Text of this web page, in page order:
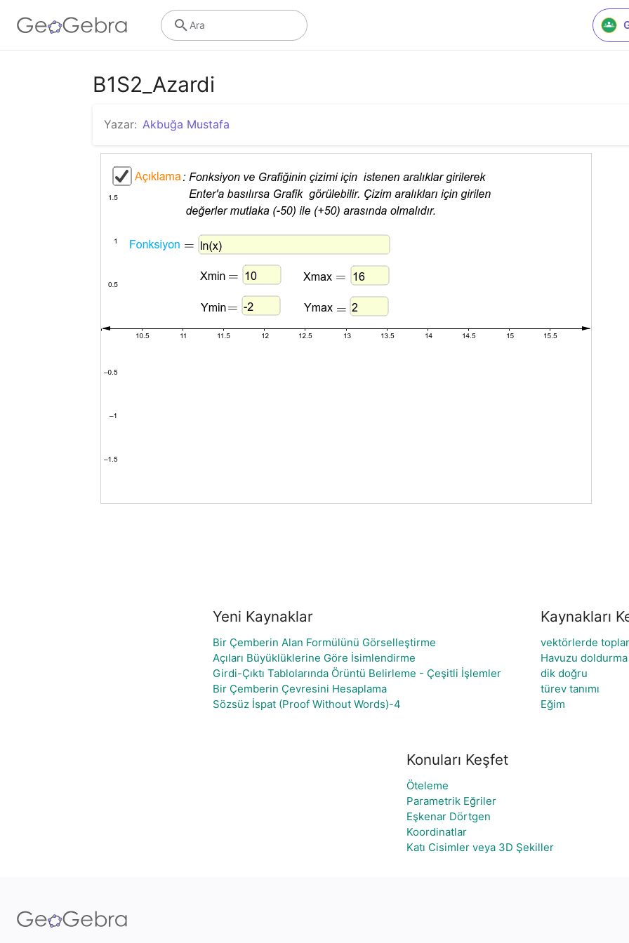
Ara
B1S2_Azardi
Yazar: Akbuğa Mustafa
Yeni Kaynaklar
Bir Çemberin Alan Formülünü Görselleştirme
Açıları Büyüklüklerine Göre İsimlendirme
Girdi-Çıktı Tablolarında Örüntü Belirleme - Çeşitli İşlemler
Bir Çemberin Çevresini Hesaplama
Sözsüz İspat (Proof Without Words)-4
Kaynakları
vektörlerde
Havuzu
dik doğru
türev tanımı
Eğim
Konuları Keşfet
Öteleme
Parametrik Eğriler
Eşkenar Dörtgen
Koordinatlar
Katı Cisimler veya 3D Şekiller